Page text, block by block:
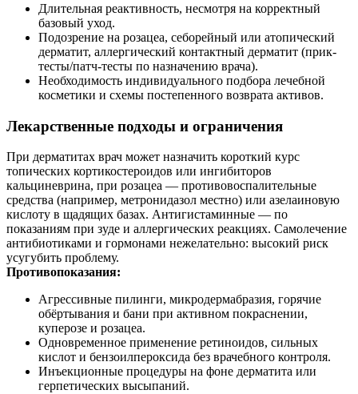
Длительная реактивность, несмотря на корректный
базовый уход.
Подозрение на розацеа, себорейный или атопический
дерматит, аллергический контактный дерматит (прик-
тесты/патч-тесты по назначению врача).
Необходимость индивидуального подбора лечебной
косметики и схемы постепенного возврата активов.
Лекарственные подходы и ограничения
При дерматитах врач может назначить короткий курс
топических кортикостероидов или ингибиторов
кальциневрина, при розацеа — противовоспалительные
средства (например, метронидазол местно) или азелаиновую
кислоту в щадящих базах. Антигистаминные — по
показаниям при зуде и аллергических реакциях. Самолечение
антибиотиками и гормонами нежелательно: высокий риск
усугубить проблему.
Противопоказания:
Агрессивные пилинги, микродермабразия, горячие
обёртывания и бани при активном покраснении,
куперозе и розацеа.
Одновременное применение ретиноидов, сильных
кислот и бензоилпероксида без врачебного контроля.
Инъекционные процедуры на фоне дерматита или
герпетических высыпаний.